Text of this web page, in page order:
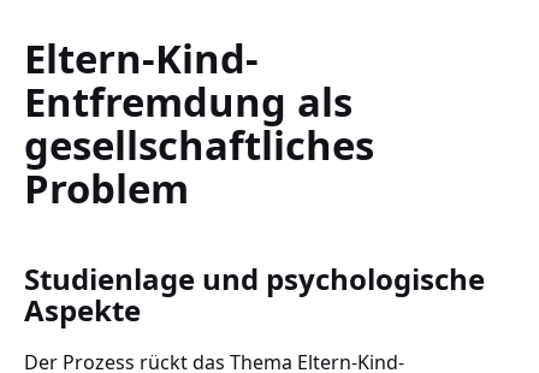
Eltern-Kind-
Entfremdung als
gesellschaftliches
Problem
Studienlage und psychologische
Aspekte
Der Prozess rückt das Thema Eltern-Kind-